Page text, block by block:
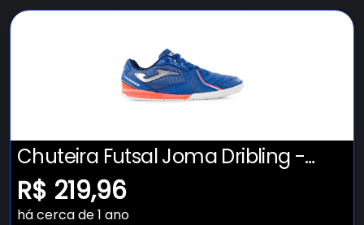
Chuteira Futsal Joma Dribling -
Adulto
R$ 219,96
há cerca de 1 ano